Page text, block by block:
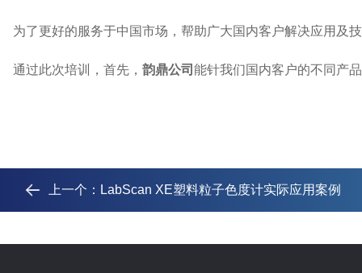
为了更好的服务于中国市场，帮助广大国内客户解决应用及
通过此次培训，首先， 韵鼎公司 能针我们国内客户的不同产
上一个： LabScan XE塑料粒子色度计实际应用案例